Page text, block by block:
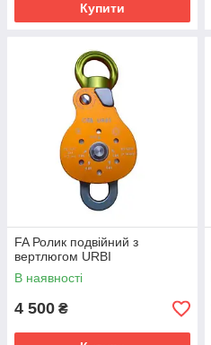
Купити
FA Ролик подвійний з
вертлюгом URBI
В наявності
4 500 ₴